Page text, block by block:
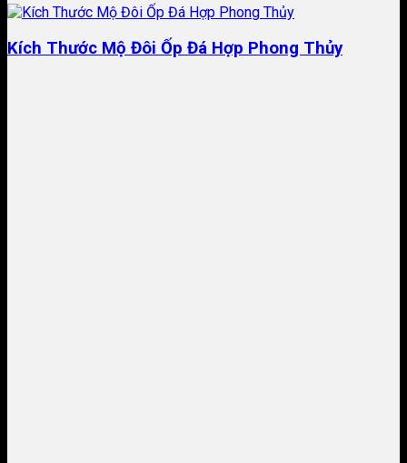
Kích Thước Mộ Đôi Ốp Đá Hợp Phong Thủy